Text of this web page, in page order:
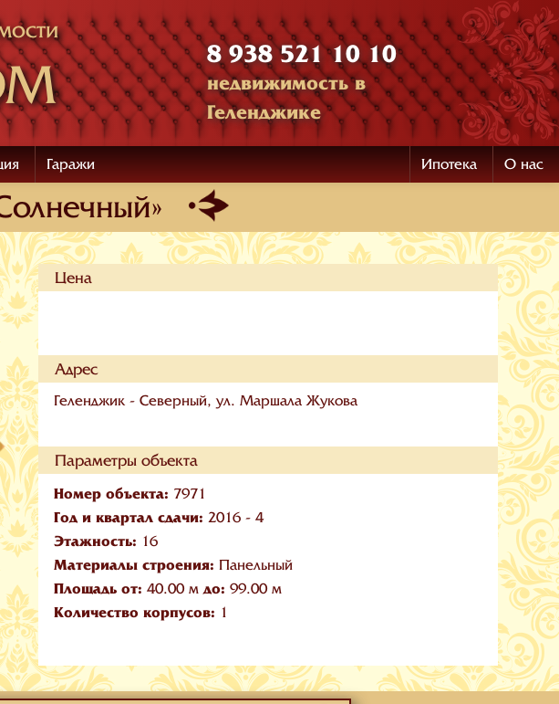
8 938 521 10 10
недвижимость в
Геленджике
Гаражи О нас
Ипотека
Цена
Адрес
Геленджик - Северный, ул. Маршала Жукова
Параметры объекта
Номер объекта: 7971
Год и квартал сдачи: 2016 - 4
Этажность: 16
Материалы строения: Панельный
Площадь от: 40.00 м до: 99.00 м
Количество корпусов: 1